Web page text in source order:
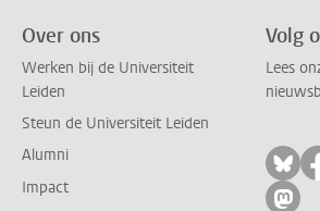
Over ons
Werken bij de Universiteit
Leiden
Steun de Universiteit Leiden
Alumni
Impact
Volg
Lees